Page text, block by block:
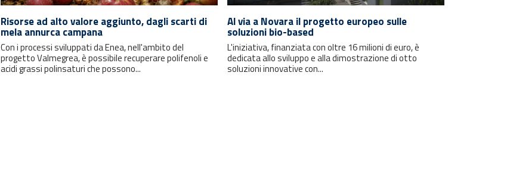
Risorse ad alto valore aggiunto, dagli scarti di
mela annurca campana
Con i processi sviluppati da Enea, nell'ambito del
progetto Valmegrea, è possibile recuperare polifenoli e
acidi grassi polinsaturi che possono...
Al via a Novara il progetto europeo sulle
soluzioni bio-based
L'iniziativa, finanziata con oltre 16 milioni di euro, è
dedicata allo sviluppo e alla dimostrazione di otto
soluzioni innovative con...